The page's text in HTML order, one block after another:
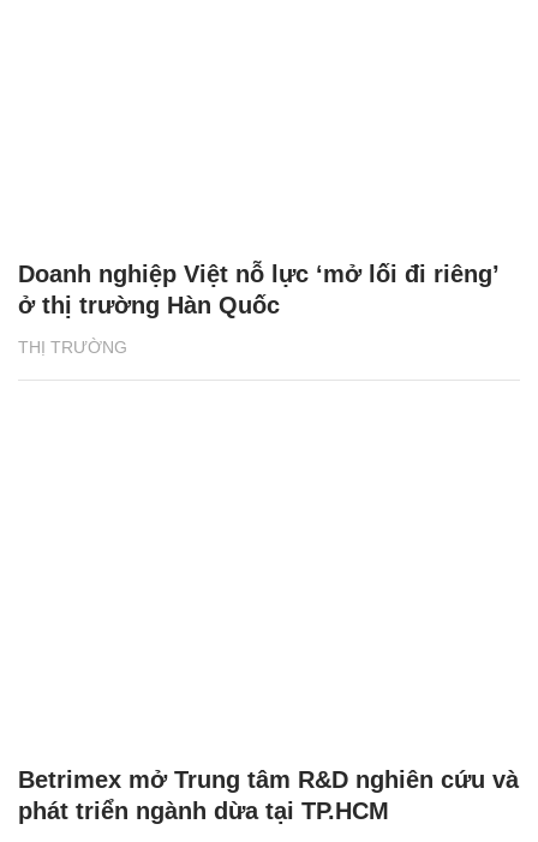
THỊ TRƯỜNG
Doanh nghiệp Việt nỗ lực ‘mở lối đi riêng’
ở thị trường Hàn Quốc
Betrimex mở Trung tâm R&D nghiên cứu và
phát triển ngành dừa tại TP.HCM